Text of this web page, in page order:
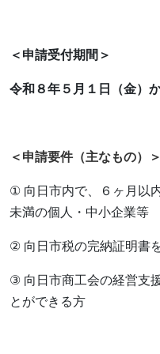
＜申請受付期間＞
令和８年５月１日（金）
＜ 申請要件（主なもの） ＞
① 向日市内で、６ヶ月以
未満の個人・中小企業等
② 向日市税の完納証明書
③ 向日市商工会の経営支
とができる方